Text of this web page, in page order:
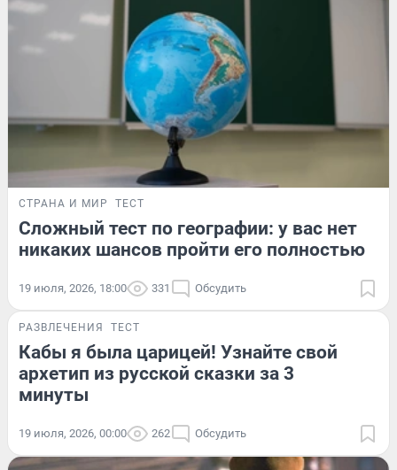
СТРАНА И МИР ТЕСТ
Сложный тест по географии: у вас нет
никаких шансов пройти его полностью
19 июля, 2026, 18:00 331 Обсудить
РАЗВЛЕЧЕНИЯ ТЕСТ
Кабы я была царицей! Узнайте свой
архетип из русской сказки за 3
минуты
19 июля, 2026, 00:00 262 Обсудить